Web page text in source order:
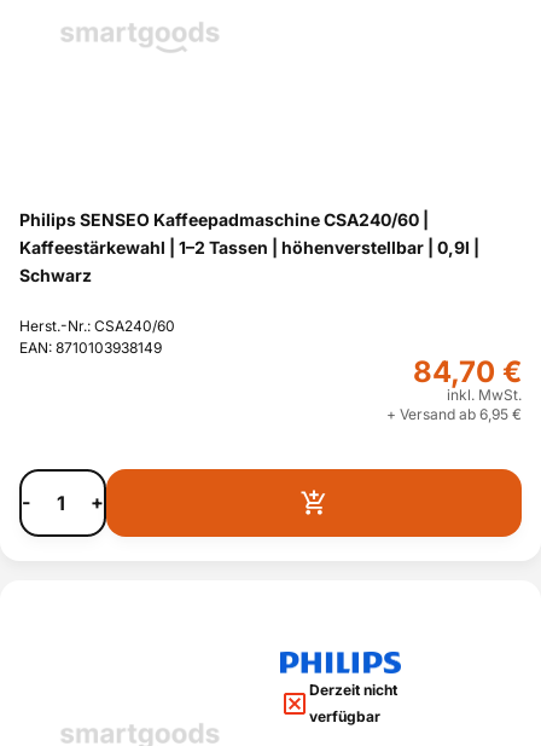
Philips SENSEO Kaffeepadmaschine CSA240/60 |
Kaffeestärkewahl | 1–2 Tassen | höhenverstellbar | 0,9l |
Schwarz
Herst.-Nr.: CSA240/60
EAN: 8710103938149
84,70 €
inkl. MwSt.
+ Versand ab 6,95 €
- +
Derzeit nicht
verfügbar